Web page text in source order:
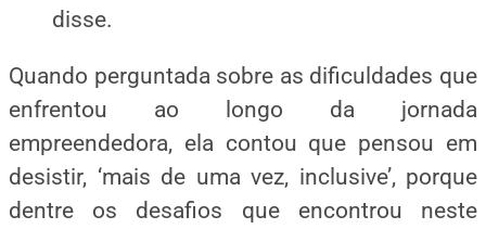
disse.
Quando perguntada sobre as dificuldades que
enfrentou ao longo da jornada
empreendedora, ela contou que pensou em
desistir, ‘mais de uma vez, inclusive’, porque
dentre os desafios que encontrou neste